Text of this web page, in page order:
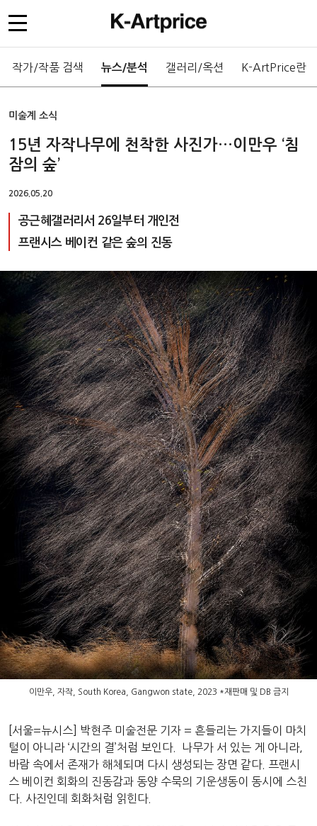
작가/작품 검색 뉴스/분석 갤러리/옥션 K-ArtPrice란
미술계 소식
15년 자작나무에 천착한 사진가…이만우 ‘침
잠의 숲’
2026.05.20
공근혜갤러리서 26일부터 개인전
프랜시스 베이컨 같은 숲의 진동
이만우, 자작, South Korea, Gangwon state, 2023 *재판매 및 DB 금지
[서울=뉴시스] 박현주 미술전문 기자 = 흔들리는 가지들이 마치
털이 아니라 ‘시간의 결’처럼 보인다. 나무가 서 있는 게 아니라,
바람 속에서 존재가 해체되며 다시 생성되는 장면 같다. 프랜시
스 베이컨 회화의 진동감과 동양 수묵의 기운생동이 동시에 스친
다. 사진인데 회화처럼 읽힌다.